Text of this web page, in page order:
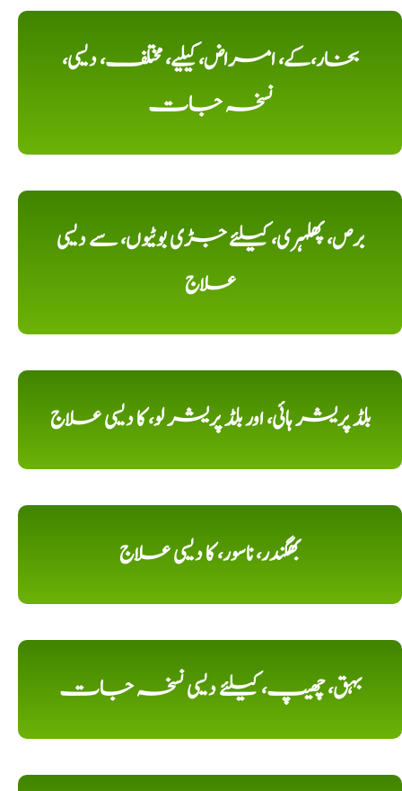
بخار،کے، امراض، کیلیے، مختلف، دیسی،
نسخہ جات
برص، پھلہری، کیلئے جڑی بوٹیوں، سے دیسی
علاج
بلڈ پریشر ہائی، اور بلڈ پریشر لو، کا دیسی علاج
بھگندر، ناسور، کا دیسی علاج
بہق، چھیپ، کیلئے دیسی نسخہ جات